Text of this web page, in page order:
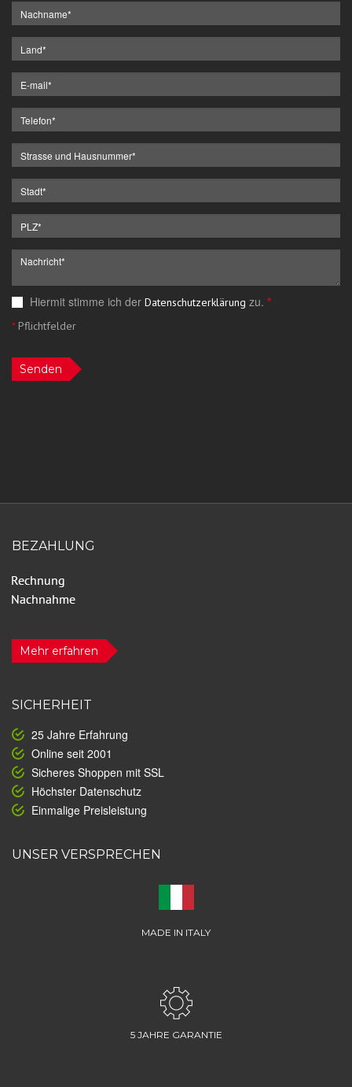
Hiermit stimme ich der Datenschutzerklärung zu. *
*Pflichtfelder
Senden
BEZAHLUNG
Mehr erfahren
SICHERHEIT
25 Jahre Erfahrung
Online seit 2001
Sicheres Shoppen mit SSL
Höchster Datenschutz
Einmalige Preisleistung
UNSER VERSPRECHEN
MADE IN ITALY
5 JAHRE GARANTIE